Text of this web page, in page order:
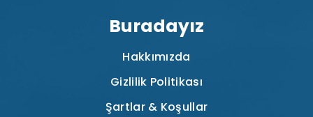
Buradayız
Hakkımızda
Gizlilik Politikası
Şartlar & Koşullar